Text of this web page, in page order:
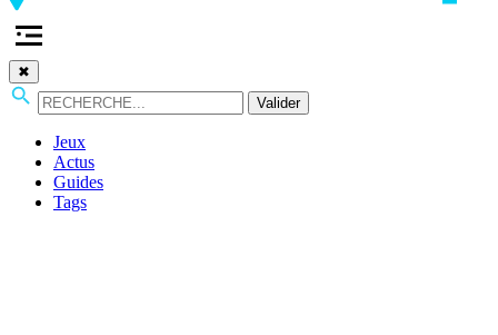
✖
Valider
Jeux
Actus
Guides
Tags